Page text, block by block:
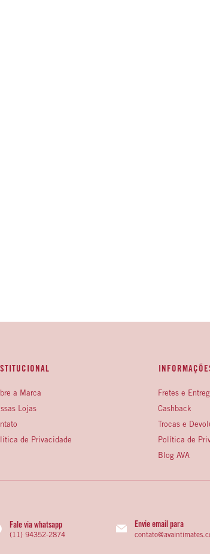
a Marca
Lojas
de Privacidade
Fretes e
Cashback
Trocas e
Política de
Blog AVA
Fale via whatsapp
(11) 94352-2874
Envie email para